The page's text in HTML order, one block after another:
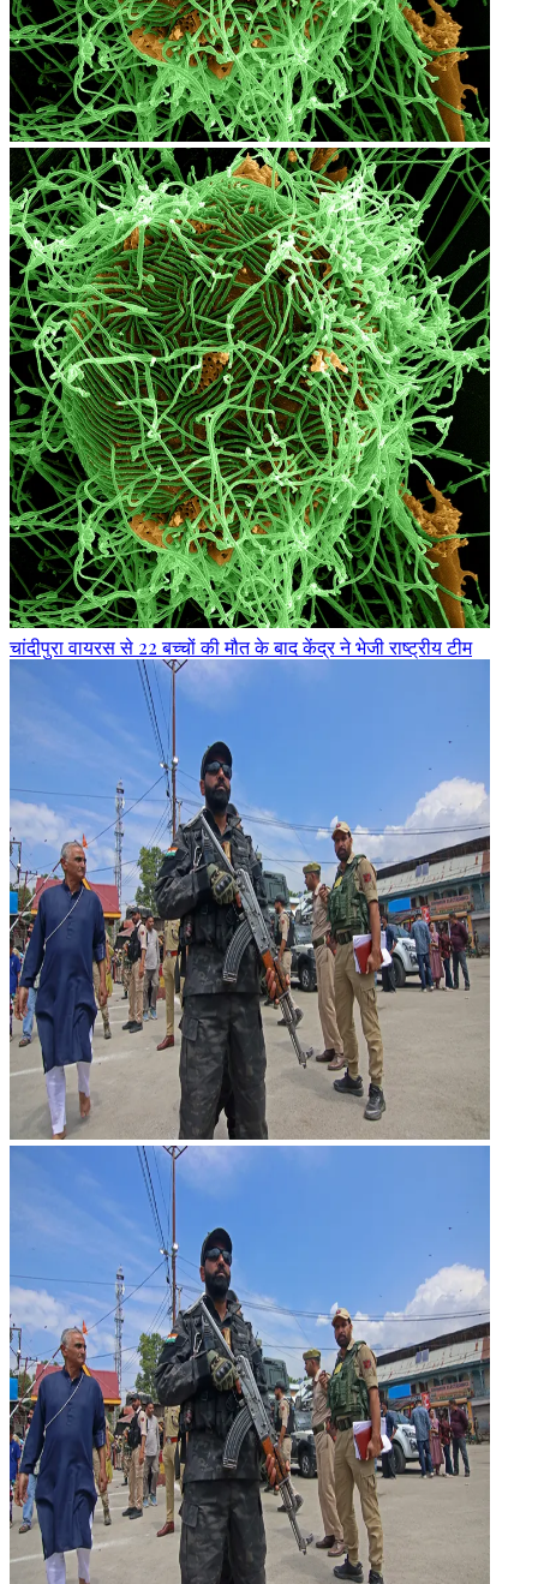
चांदीपुरा वायरस से 22 बच्चों की मौत के बाद केंद्र ने भेजी राष्ट्रीय टीम